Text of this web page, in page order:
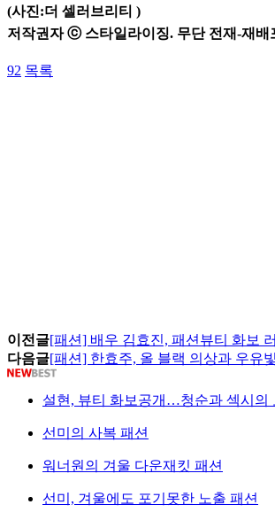
(사진:더 셀러브리티 )
저작권자 ⓒ 스타일라이징. 무단 전재-재배
92 목록
이전글[패션] 배우 김효진, 패션뷰티 화보
다음글[패션] 한효주, 올 블랙 의상과 우유
설현, 뷰티 화보공개…청순과 섹시의
선미의 사복 패션
워너원의 겨울 다운재킷 패션
선미, 겨울에도 포기못한 노출 패션